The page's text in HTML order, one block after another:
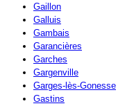
Gaillon
Galluis
Gambais
Garancières
Garches
Gargenville
Garges-lès-Gonesse
Gastins